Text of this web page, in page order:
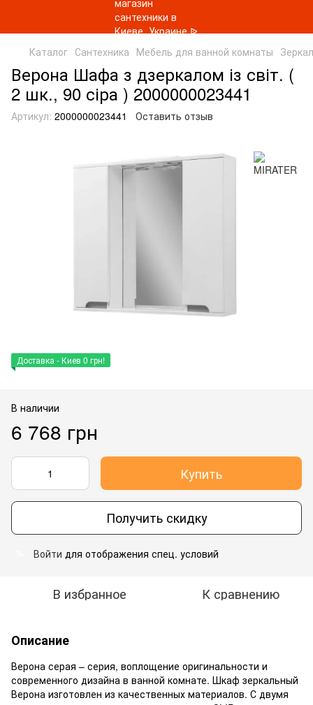
Каталог Сантехника Мебель для ванной комнаты
Верона Шафа з дзеркалом із світ. (
2 шк., 90 сіра ) 2000000023441
Артикул: 2000000023441 Оставить отзыв
Доставка - Киев 0 грн!
В наличии
6 768 грн
Купить
Получить скидку
Войти для отображения спец. условий
В избранное К сравнению
Описание
Верона серая – серия, воплощение оригинальности и
современного дизайна в ванной комнате. Шкаф зеркальный
Верона изготовлен из качественных материалов. С двумя